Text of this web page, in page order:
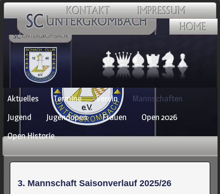
Navigation
überspringen
Aktuelles Termine Verein
Mannschaften
Jugend
Jugendopen Frauen
Open 2026
Open Historie
3. Mannschaft Saisonverlauf 2025/26